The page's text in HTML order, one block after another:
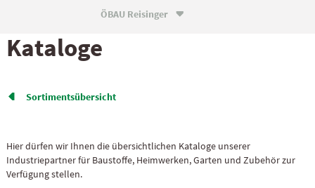
ÖBAU Reisinger 
Kataloge
 Sortiments­übersicht
Hier dürfen wir Ihnen die übersichtlichen Kataloge unserer
Industriepartner für Baustoffe, Heimwerken, Garten und Zubehör zur
Verfügung stellen.